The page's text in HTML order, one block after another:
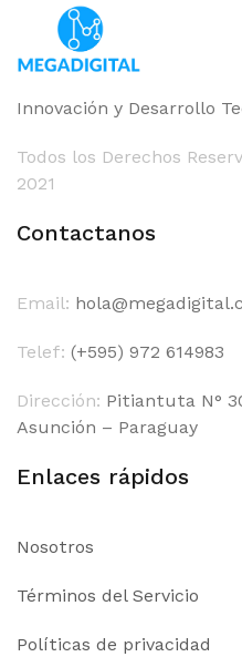
Innovación y Desarrollo
Todos los Derechos
2021
Contactanos
Email:
Telef: (+595) 972 614983
Dirección: Pitiantuta N°
Asunción – Paraguay
Enlaces rápidos
Nosotros
Términos del Servicio
Políticas de privacidad